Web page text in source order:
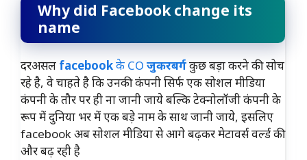
Why did Facebook change its
name
दरअसल facebookके CO जुकरबर्गकुछ बड़ा करने की सोच
रहे है, वे चाहते है कि उनकी कंपनी सिर्फ एक सोशल मीडिया
कंपनी के तौर पर ही ना जानी जाये बल्कि टेक्नोलॉजी कंपनी के
रूप में दुनिया भर में एक बड़े नाम के साथ जानी जाये, इसलिए
facebook अब सोशल मीडिया से आगे बढ़कर मेटावर्स वर्ल्ड की
और बढ़ रही है